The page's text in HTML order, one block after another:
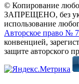
© Копирование
ЗАПРЕЩЕНО, без
использование
Авторское право №
конвенцией,
защите авторского